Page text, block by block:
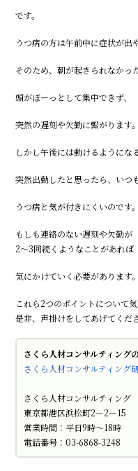
です。
うつ病の方は午前中に症状が出
そのため、朝が起きられなかっ
頭がぼーっとして集中できず、
突然の遅刻や欠勤に繋がります。
しかし午後には動けるようにな
突然出勤したと思ったら、いつ
うつ病と気が付きにくいのです。
もしも連絡のない遅刻や欠勤が
2～3回続くようなことがあれば
気にかけていく必要があります。
これら2つのポイントについて
是非、声掛けをしてあげてくだ
さくら人材コンサルティング
さくら人材コンサルティング
さくら人材コンサルティング
東京都港区浜松町2－2－15
営業時間：平日9時～18時
電話番号：03-6868-3248